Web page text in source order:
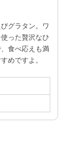
グラタン。ワ
った贅沢なひ
食べ応えも満
めですよ。